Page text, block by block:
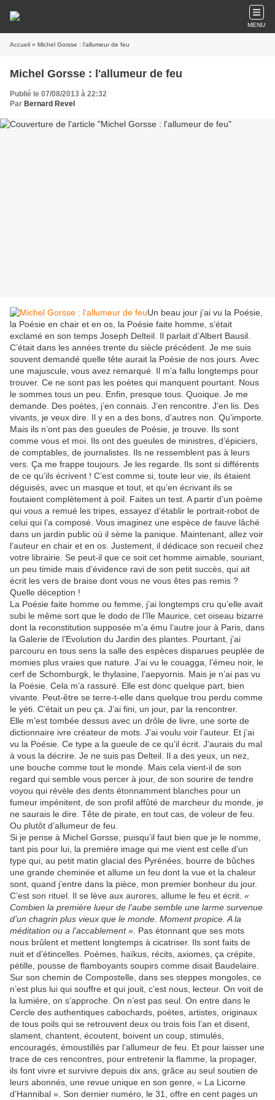
MENU
Accueil » Michel Gorsse : l'allumeur de feu
Michel Gorsse : l'allumeur de feu
Publié le 07/08/2013 à 22:32
Par Bernard Revel
Un beau jour j’ai vu la Poésie,
la Poésie en chair et en os, la Poésie faite homme, s’était
exclamé en son temps Joseph Delteil. Il parlait d’Albert Bausil.
C’était dans les années trente du siècle précédent. Je me suis
souvent demandé quelle tête aurait la Poésie de nos jours. Avec
une majuscule, vous avez remarqué. Il m’a fallu longtemps pour
trouver. Ce ne sont pas les poètes qui manquent pourtant. Nous
le sommes tous un peu. Enfin, presque tous. Quoique. Je me
demande. Des poètes, j’en connais. J’en rencontre. J’en lis. Des
vivants, je veux dire. Il y en a des bons, d’autres non. Qu’importe.
Mais ils n’ont pas des gueules de Poésie, je trouve. Ils sont
comme vous et moi. Ils ont des gueules de ministres, d’épiciers,
de comptables, de journalistes. Ils ne ressemblent pas à leurs
vers. Ça me frappe toujours. Je les regarde. Ils sont si différents
de ce qu’ils écrivent ! C’est comme si, toute leur vie, ils étaient
déguisés, avec un masque et tout, et qu’en écrivant ils se
foutaient complètement à poil. Faites un test. A partir d’un poème
qui vous a remué les tripes, essayez d’établir le portrait-robot de
celui qui l’a composé. Vous imaginez une espèce de fauve lâché
dans un jardin public où il sème la panique. Maintenant, allez voir
l’auteur en chair et en os. Justement, il dédicace son recueil chez
votre librairie. Se peut-il que ce soit cet homme aimable, souriant,
un peu timide mais d’évidence ravi de son petit succès, qui ait
écrit les vers de braise dont vous ne vous êtes pas remis ?
Quelle déception !
La Poésie faite homme ou femme, j’ai longtemps cru qu’elle avait
subi le même sort que le dodo de l’île Maurice, cet oiseau bizarre
dont la reconstitution supposée m’a ému l’autre jour à Paris, dans
la Galerie de l’Evolution du Jardin des plantes. Pourtant, j’ai
parcouru en tous sens la salle des espèces disparues peuplée de
momies plus vraies que nature. J’ai vu le couagga, l’émeu noir, le
cerf de Schomburgk, le thylasine, l’aepyornis. Mais je n’ai pas vu
la Poésie. Cela m’a rassuré. Elle est donc quelque part, bien
vivante. Peut-être se terre-t-elle dans quelque trou perdu comme
le yéti. C’était un peu ça. J’ai fini, un jour, par la rencontrer.
Elle m’est tombée dessus avec un drôle de livre, une sorte de
dictionnaire ivre créateur de mots. J’ai voulu voir l’auteur. Et j’ai
vu la Poésie. Ce type a la gueule de ce qu’il écrit. J’aurais du mal
à vous la décrire. Je ne suis pas Delteil. Il a des yeux, un nez,
une bouche comme tout le monde. Mais cela vient-il de son
regard qui semble vous percer à jour, de son sourire de tendre
voyou qui révèle des dents étonnamment blanches pour un
fumeur impénitent, de son profil affûté de marcheur du monde, je
ne saurais le dire. Tête de pirate, en tout cas, de voleur de feu.
Ou plutôt d’allumeur de feu.
Si je pense à Michel Gorsse, puisqu’il faut bien que je le nomme,
tant pis pour lui, la première image qui me vient est celle d’un
type qui, au petit matin glacial des Pyrénées, bourre de bûches
une grande cheminée et allume un feu dont la vue et la chaleur
sont, quand j’entre dans la pièce, mon premier bonheur du jour.
C’est son rituel. Il se lève aux aurores, allume le feu et écrit. «
Combien la première lueur de l’aube semble une larme survenue
d’un chagrin plus vieux que le monde. Moment propice. A la
méditation ou a l’accablement ». Pas étonnant que ses mots
nous brûlent et mettent longtemps à cicatriser. Ils sont faits de
nuit et d’étincelles. Poèmes, haïkus, récits, axiomes, ça crépite,
pétille, pousse de flamboyants soupirs comme disait Baudelaire.
Sur son chemin de Compostelle, dans ses steppes mongoles, ce
n’est plus lui qui souffre et qui jouit, c’est nous, lecteur. On voit de
la lumière, on s’approche. On n’est pas seul. On entre dans le
Cercle des authentiques cabochards, poètes, artistes, originaux
de tous poils qui se retrouvent deux ou trois fois l’an et disent,
slament, chantent, écoutent, boivent un coup, stimulés,
encouragés, émoustillés par l’allumeur de feu. Et pour laisser une
trace de ces rencontres, pour entretenir la flamme, la propager,
ils font vivre et survivre depuis dix ans, grâce au seul soutien de
leurs abonnés, une revue unique en son genre, « La Licorne
d’Hannibal ». Son dernier numéro, le 31, offre en cent pages un